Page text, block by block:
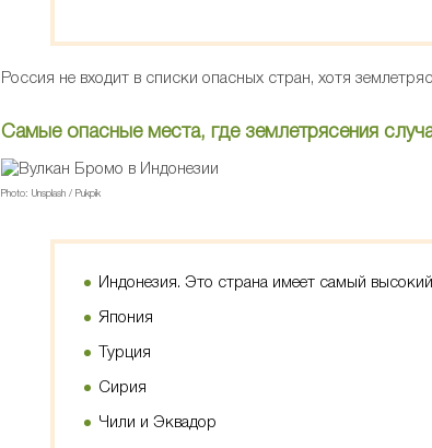
Россия не входит в списки опасных стран, хотя
Самые опасные места, где землетрясения
Photo: Unsplash / Pukpik
Индонезия. Это страна имеет самый
Япония
Турция
Сирия
Чили и Эквадор